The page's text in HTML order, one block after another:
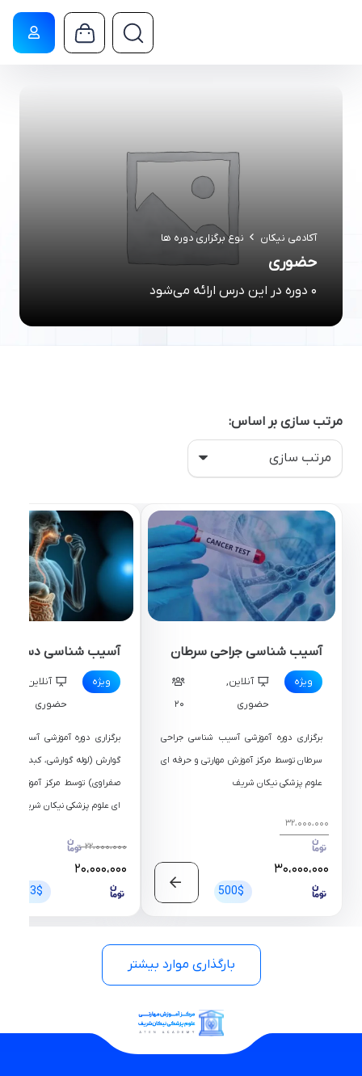
آکادمی نیکان نوع برگزاری دوره ها
حضوری
0 دوره در این درس ارائه می‌شود
مرتب سازی بر اساس:
آسیب شناسی جراحی سرطان
ویژه آنلاین,
حضوری
20
برگزاری دوره آموزشی آسیب شناسی جراحی
سرطان توسط مرکز آموزش مهارتی و حرفه ای
علوم پزشکی نیکان شریف
32،000،000
Original
price
was:
32،000،000 تومان.
30،000،000
Current
price
is:
30،000،000 تومان.
500$
آسیب شناسی
ویژه آنلاین
حضوری
برگزاری دوره آموزشی آسیب
گوارش (لوله گوارشی، کبد،
صفراوی) توسط مرکز آموزش
ای علوم پزشکی نیکان شریف
22،000،000
Original
price
was:
20،000،000
Current
price
is:
333$
بارگذاری موارد بیشتر